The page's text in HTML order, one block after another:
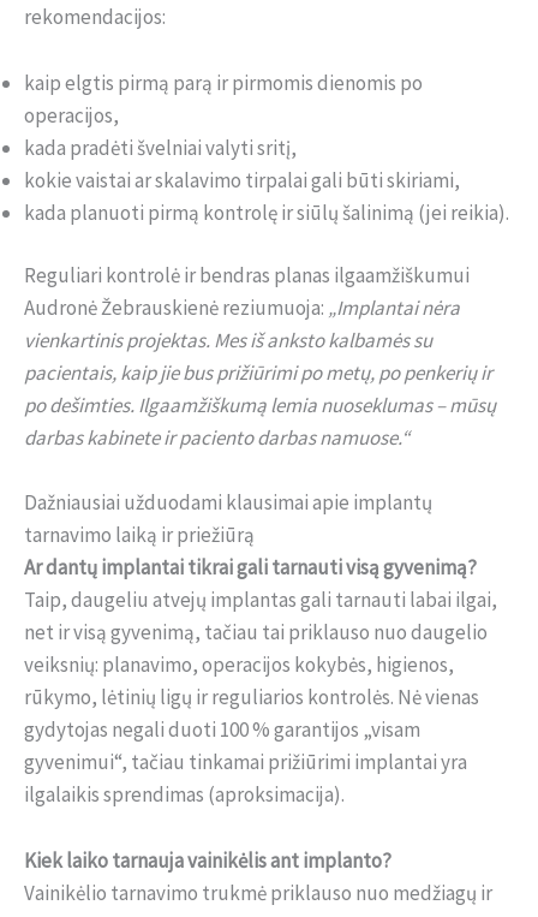
rekomendacijos:
kaip elgtis pirmą parą ir pirmomis dienomis po
operacijos,
kada pradėti švelniai valyti sritį,
kokie vaistai ar skalavimo tirpalai gali būti skiriami,
kada planuoti pirmą kontrolę ir siūlų šalinimą (jei reikia).
Reguliari kontrolė ir bendras planas ilgaamžiškumui
Audronė Žebrauskienė reziumuoja: „Implantai nėra
vienkartinis projektas. Mes iš anksto kalbamės su
pacientais, kaip jie bus prižiūrimi po metų, po penkerių ir
po dešimties. Ilgaamžiškumą lemia nuoseklumas – mūsų
darbas kabinete ir paciento darbas namuose.“
Dažniausiai užduodami klausimai apie implantų
tarnavimo laiką ir priežiūrą
Ar dantų implantai tikrai gali tarnauti visą gyvenimą?
Taip, daugeliu atvejų implantas gali tarnauti labai ilgai,
net ir visą gyvenimą, tačiau tai priklauso nuo daugelio
veiksnių: planavimo, operacijos kokybės, higienos,
rūkymo, lėtinių ligų ir reguliarios kontrolės. Nė vienas
gydytojas negali duoti 100 % garantijos „visam
gyvenimui“, tačiau tinkamai prižiūrimi implantai yra
ilgalaikis sprendimas (aproksimacija).
Kiek laiko tarnauja vainikėlis ant implanto?
Vainikėlio tarnavimo trukmė priklauso nuo medžiagų ir